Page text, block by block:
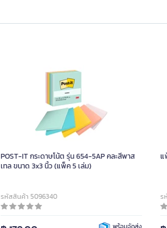
POST-IT กระดาษโน้ต รุ่น 654-5AP คละสีพาส
เทล ขนาด 3x3 นิ้ว (แพ็ค 5 เล่ม)
รหัสสินค้า 5096340
แ
ร